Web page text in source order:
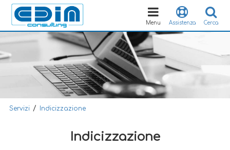
Cerca
Assistenza
Toggle
navigation
Menu
Servizi / Indicizzazione
Indicizzazione